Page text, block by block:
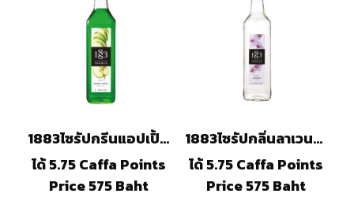
1883ไซรัปกรีนแอปเปิ้ล(1000ml)
ได้ 5.75 Caffa Points
Price 575 Baht
1883ไซรัปกลิ่นลาเวนเดอร์(1000ml)
ได้ 5.75 Caffa Points
Price 575 Baht